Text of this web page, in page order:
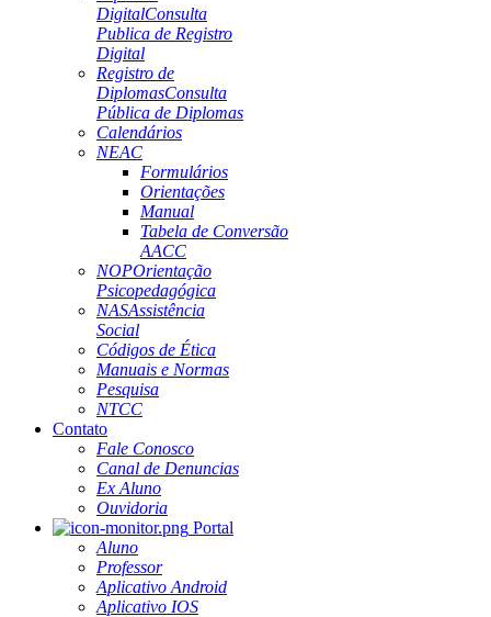
DigitalConsulta
Publica de Registro
Digital
Registro de
DiplomasConsulta
Pública de Diplomas
Calendários
NEAC
Formulários
Orientações
Manual
Tabela de Conversão
AACC
NOPOrientação
Psicopedagógica
NASAssistência
Social
Códigos de Ética
Manuais e Normas
Pesquisa
NTCC
Contato
Fale Conosco
Canal de Denuncias
Ex Aluno
Ouvidoria
Portal
Aluno
Professor
Aplicativo Android
Aplicativo IOS